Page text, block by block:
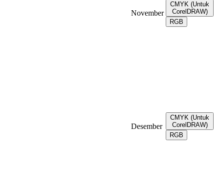
November
CMYK (Untuk
CorelDRAW)
RGB
Desember
CMYK (Untuk
CorelDRAW)
RGB